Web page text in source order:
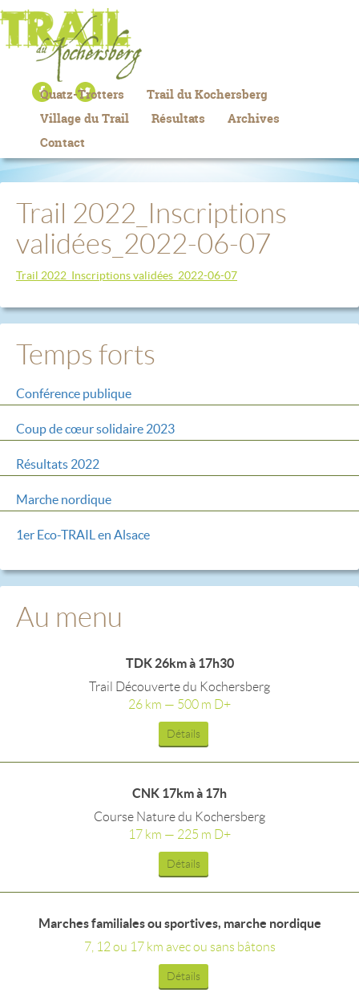
Quatz-Trotters
Trail du Kochersberg
Village du Trail
Résultats
Archives
Contact
Trail 2022_Inscriptions
validées_2022-06-07
Trail 2022_Inscriptions validées_2022-06-07
Temps forts
Conférence publique
Coup de cœur solidaire 2023
Résultats 2022
Marche nordique
1er Eco-TRAIL en Alsace
Au menu
TDK 26km à 17h30
Trail Découverte du Kochersberg
26 km — 500 m D+
Détails
CNK 17km à 17h
Course Nature du Kochersberg
17 km — 225 m D+
Détails
Marches familiales ou sportives, marche nordique
7, 12 ou 17 km avec ou sans bâtons
Détails